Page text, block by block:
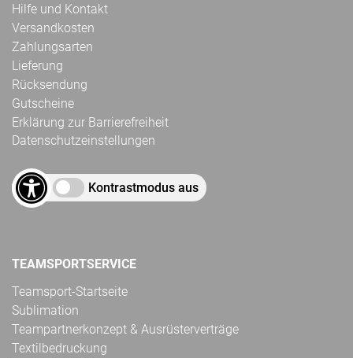
Hilfe und Kontakt
Versandkosten
Zahlungsarten
Lieferung
Rücksendung
Gutscheine
Erklärung zur Barrierefreiheit
Datenschutzeinstellungen
Kontrastmodus aus
TEAMSPORTSERVICE
Teamsport-Startseite
Sublimation
Teampartnerkonzept & Ausrüsterverträge
Textilbedruckung